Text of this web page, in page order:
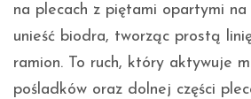
na plecach z piętami opartymi na
unieść biodra, tworząc prostą
ramion. To ruch, który aktywuje
pośladków oraz dolnej części